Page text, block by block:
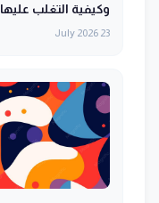
وكيفية التغلب عليها
23 July 2026